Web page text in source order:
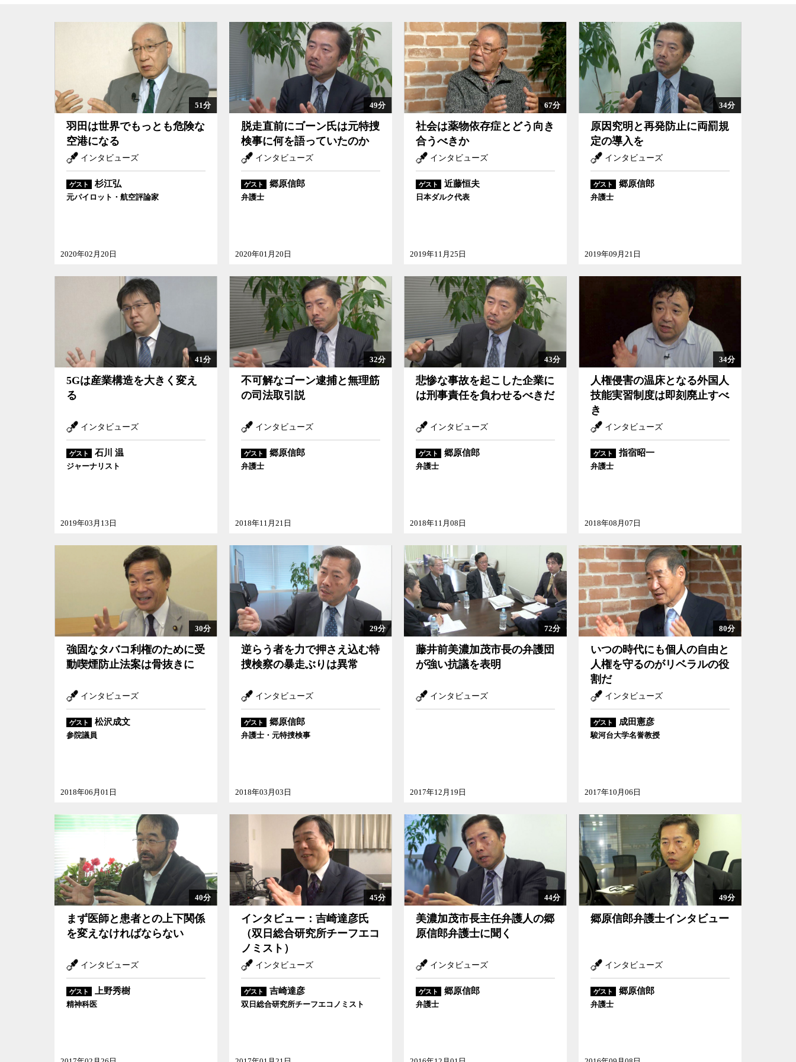
51分
羽田は世界でもっとも危険な
空港になる
インタビューズ
ゲスト 杉江弘
元パイロット・航空評論家
2020年02月20日
49分
脱走直前にゴーン氏は元特捜
検事に何を語っていたのか
インタビューズ
ゲスト 郷原信郎
弁護士
2020年01月20日
67分
社会は薬物依存症とどう向き
合うべきか
インタビューズ
ゲスト 近藤恒夫
日本ダルク代表
2019年11月25日
34分
原因究明と再発防止に両罰規
定の導入を
インタビューズ
ゲスト 郷原信郎
弁護士
2019年09月21日
41分
5Gは産業構造を大きく変え
る
インタビューズ
ゲスト 石川 温
ジャーナリスト
2019年03月13日
32分
不可解なゴーン逮捕と無理筋
の司法取引説
インタビューズ
ゲスト 郷原信郎
弁護士
2018年11月21日
43分
悲惨な事故を起こした企業に
は刑事責任を負わせるべきだ
インタビューズ
ゲスト 郷原信郎
弁護士
2018年11月08日
34分
人権侵害の温床となる外国人
技能実習制度は即刻廃止すべ
き
インタビューズ
ゲスト 指宿昭一
弁護士
2018年08月07日
30分
強固なタバコ利権のために受
動喫煙防止法案は骨抜きに
インタビューズ
ゲスト 松沢成文
参院議員
2018年06月01日
29分
逆らう者を力で押さえ込む特
捜検察の暴走ぶりは異常
インタビューズ
ゲスト 郷原信郎
弁護士・元特捜検事
2018年03月03日
72分
藤井前美濃加茂市長の弁護団
が強い抗議を表明
インタビューズ
2017年12月19日
80分
いつの時代にも個人の自由と
人権を守るのがリベラルの役
割だ
インタビューズ
ゲスト 成田憲彦
駿河台大学名誉教授
2017年10月06日
40分
まず医師と患者との上下関係
を変えなければならない
インタビューズ
ゲスト 上野秀樹
精神科医
45分
インタビュー：吉崎達彦氏
（双日総合研究所チーフエコ
ノミスト）
インタビューズ
ゲスト 吉崎達彦
双日総合研究所チーフエコノミスト
44分
美濃加茂市長主任弁護人の郷
原信郎弁護士に聞く
インタビューズ
ゲスト 郷原信郎
弁護士
49分
郷原信郎弁護士インタビュー
インタビューズ
ゲスト 郷原信郎
弁護士